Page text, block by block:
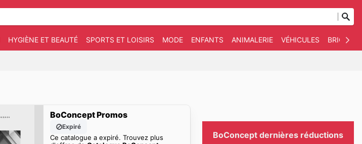
HYGIÈNE ET BEAUTÉ SPORTS ET LOISIRS MODE ENFANTS ANIMALERIE VÉHICULES
BoConcept Promos
Expiré
Ce catalogue a expiré. Trouvez plus
BoConcept dernières réductions